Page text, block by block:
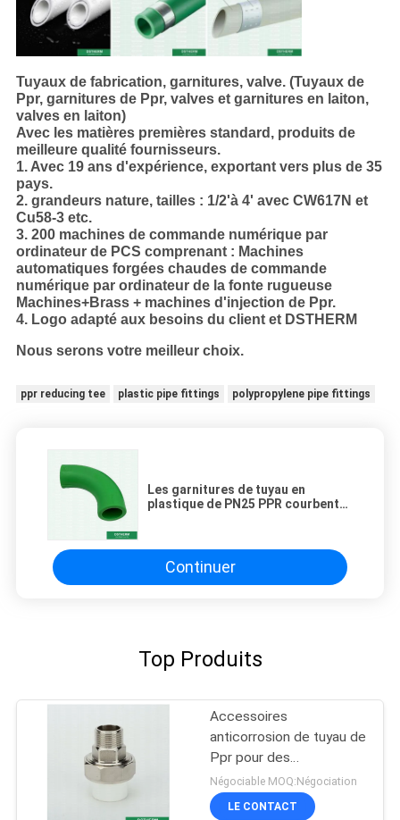
Tuyaux de fabrication, garnitures, valve. (Tuyaux de
Ppr, garnitures de Ppr, valves et garnitures en laiton,
valves en laiton)
Avec les matières premières standard, produits de
meilleure qualité fournisseurs.
1. Avec 19 ans d'expérience, exportant vers plus de 35
pays.
2. grandeurs nature, tailles : 1/2'à 4' avec CW617N et
Cu58-3 etc.
3. 200 machines de commande numérique par
ordinateur de PCS comprenant : Machines
automatiques forgées chaudes de commande
numérique par ordinateur de la fonte rugueuse
Machines+Brass + machines d'injection de Ppr.
4. Logo adapté aux besoins du client et DSTHERM
Nous serons votre meilleur choix.
ppr reducing tee plastic pipe fittings polypropylene pipe fittings
Les garnitures de tuyau en
plastique de PN25 PPR courbent
Continuer
Top Produits
Accessoires
anticorrosion de tuyau de
Ppr pour des
équipements de piscine
Négociable MOQ:Négociation
LE CONTACT